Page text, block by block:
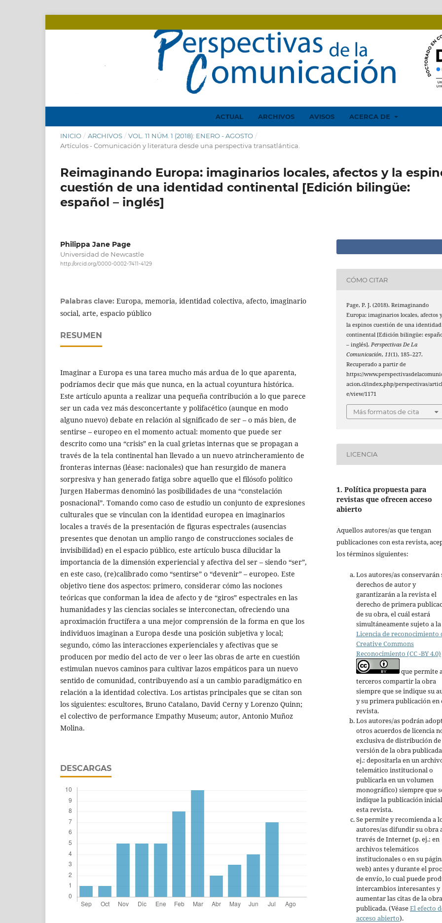
ACTUAL ARCHIVOS AVISOS ACERCA DE
INICIO / ARCHIVOS / VOL. 11 NÚM. 1 (2018): ENERO - AGOSTO /
Artículos - Comunicación y literatura desde una perspectiva transatlántica.
Reimaginando Europa: imaginarios locales, afectos y la
cuestión de una identidad continental [Edición bilingüe:
español – inglés]
Philippa Jane Page
Universidad de Newcastle
http://orcid.org/0000-0002-7411-4129
Palabras clave: Europa, memoria, identidad colectiva, afecto, imaginario
social, arte, espacio público
RESUMEN
Imaginar a Europa es una tarea mucho más ardua de lo que aparenta,
podríamos decir que más que nunca, en la actual coyuntura histórica.
Este artículo apunta a realizar una pequeña contribución a lo que parece
ser un cada vez más desconcertante y polifacético (aunque en modo
alguno nuevo) debate en relación al significado de ser – o más bien, de
sentirse – europeo en el momento actual: momento que puede ser
descrito como una “crisis” en la cual grietas internas que se propagan a
través de la tela continental han llevado a un nuevo atrincheramiento de
fronteras internas (léase: nacionales) que han resurgido de manera
sorpresiva y han generado fatiga sobre aquello que el filósofo político
Jurgen Habermas denominó las posibilidades de una “constelación
posnacional”. Tomando como caso de estudio un conjunto de expresiones
culturales que se vinculan con la identidad europea en imaginarios
locales a través de la presentación de figuras espectrales (ausencias
presentes que denotan un amplio rango de construcciones sociales de
invisibilidad) en el espacio público, este artículo busca dilucidar la
importancia de la dimensión experiencial y afectiva del ser – siendo “ser”,
en este caso, (re)calibrado como “sentirse” o “devenir” – europeo. Este
objetivo tiene dos aspectos: primero, considerar cómo las nociones
teóricas que conforman la idea de afecto y de “giros” espectrales en las
humanidades y las ciencias sociales se interconectan, ofreciendo una
aproximación fructífera a una mejor comprensión de la forma en que los
individuos imaginan a Europa desde una posición subjetiva y local;
segundo, cómo las interacciones experienciales y afectivas que se
producen por medio del acto de ver o leer las obras de arte en cuestión
estimulan nuevos caminos para cultivar lazos empáticos para un nuevo
sentido de comunidad, contribuyendo así a un cambio paradigmático en
relación a la identidad colectiva. Los artistas principales que se citan son
los siguientes: escultores, Bruno Catalano, David Cerny y Lorenzo Quinn;
el colectivo de performance Empathy Museum; autor, Antonio Muñoz
Molina.
DESCARGAS
CÓMO CITAR
Page, P. J. (2018). Reimaginando
Europa: imaginarios locales, afectos y
la espinos cuestión de una identidad
continental [Edición bilingüe:
– inglés].Perspectivas De La
Comunicación,11(1), 185–227.
Recuperado a partir de
https://
acion.cl/index.php/perspectivas/
e/view/1171
Más formatos de cita
LICENCIA
1. Política propuesta para
revistas que ofrecen acceso
abierto
Aquellos autores/as que tengan
publicaciones con esta revista,
los términos siguientes:
Los autores/as conservarán
derechos de autor y
garantizarán a la revista el
derecho de primera
de su obra, el cuál estará
simultáneamente sujeto a la
Licencia de reconocimiento
Creative Commons
Reconocimiento (CC -BY 4.0)
que permite a
terceros compartir la obra
siempre que se indique su
y su primera publicación en
revista.
Los autores/as podrán
otros acuerdos de licencia
exclusiva de distribución de
versión de la obra
ej.: depositarla en un
telemático institucional o
publicarla en un volumen
monográfico) siempre que
indique la publicación
esta revista.
Se permite y recomienda a
autores/as difundir su obra
través de Internet (p. ej.: en
archivos telemáticos
institucionales o en su
web) antes y durante el
de envío, lo cual puede
intercambios interesantes y
aumentar las citas de la obra
publicada. (VéaseEl efecto
acceso abierto).